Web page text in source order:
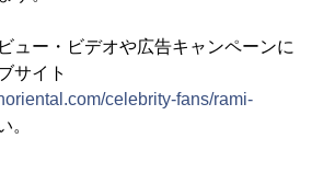
ュー・ビデオや広告キャンペーンに
サイト
celebrity-fans/rami-
。